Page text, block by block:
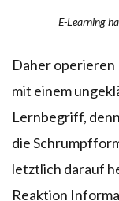
E-Learning
Daher
mit einem
Lernbegriff,
die
letztlich darauf
Reaktion